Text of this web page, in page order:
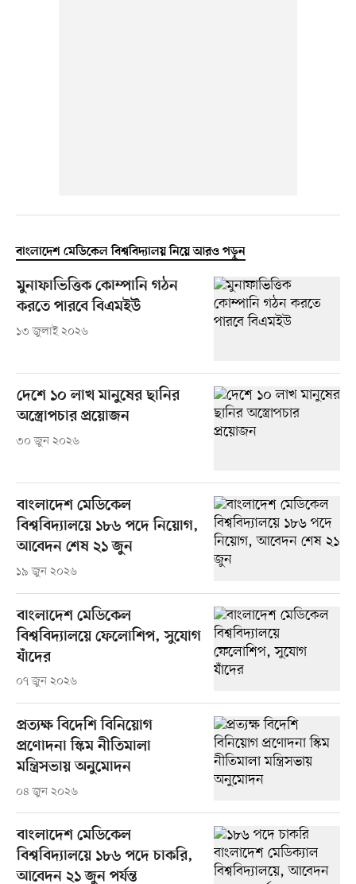
বাংলাদেশ মেডিকেল বিশ্ববিদ্যালয় নিয়ে আরও পড়ুন
মুনাফাভিত্তিক কোম্পানি গঠন
করতে পারবে বিএমইউ
১৩ জুলাই ২০২৬
দেশে ১০ লাখ মানুষের ছানির
অস্ত্রোপচার প্রয়োজন
৩০ জুন ২০২৬
বাংলাদেশ মেডিকেল
বিশ্ববিদ্যালয়ে ১৮৬ পদে নিয়োগ,
আবেদন শেষ ২১ জুন
১৯ জুন ২০২৬
বাংলাদেশ মেডিকেল
বিশ্ববিদ্যালয়ে ফেলোশিপ, সুযোগ
যাঁদের
০৭ জুন ২০২৬
প্রত্যক্ষ বিদেশি বিনিয়োগ
প্রণোদনা স্কিম নীতিমালা
মন্ত্রিসভায় অনুমোদন
০৪ জুন ২০২৬
বাংলাদেশ মেডিকেল
বিশ্ববিদ্যালয়ে ১৮৬ পদে চাকরি,
আবেদন ২১ জুন পর্যন্ত